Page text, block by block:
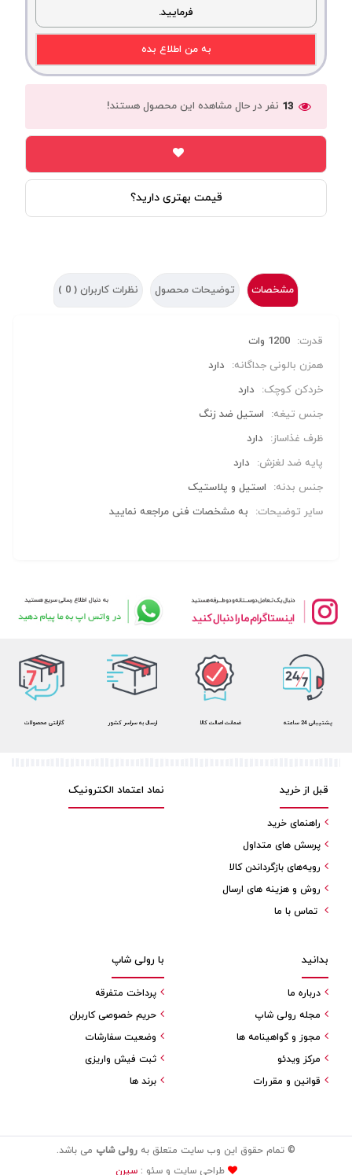
فرمایید.
به من اطلاع بده
13 نفر در حال مشاهده این محصول هستند!
قیمت بهتری دارید؟
مشخصات توضیحات محصول نظرات کاربران ( 0
)
قدرت: 1200 وات
همزن بالونی جداگانه:
دارد
خردکن کوچک:
دارد
جنس تیغه:
استیل ضد زنگ
ظرف غذاساز:
دارد
پایه ضد لغزش:
دارد
جنس بدنه:
استیل و پلاستیک
سایر توضیحات:
به مشخصات فنی مراجعه نمایید
گارانتی محصولات ارسال به سراسر کشور ضمانت اصالت کالا پشتیبانی 24 ساعته
نماد اعتماد الکترونیک قبل از خرید
راهنمای خرید
پرسش های متداول
رویه‌های بازگرداندن کالا
روش و هزینه های ارسال
تماس با ما
با رولی شاپ
پرداخت متفرقه
حریم خصوصی کاربران
وضعیت سفارشات
ثبت فیش واریزی
برند ها
بدانید
درباره ما
مجله رولی شاپ
مجوز و گواهینامه ها
مرکز ویدئو
قوانین و مقررات
© تمام حقوق این وب سایت متعلق به رولی شاپ می باشد.
طراحی سایت و سئو :سیرن